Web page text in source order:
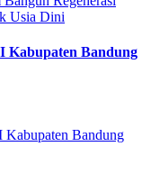
Kabupaten Bandung